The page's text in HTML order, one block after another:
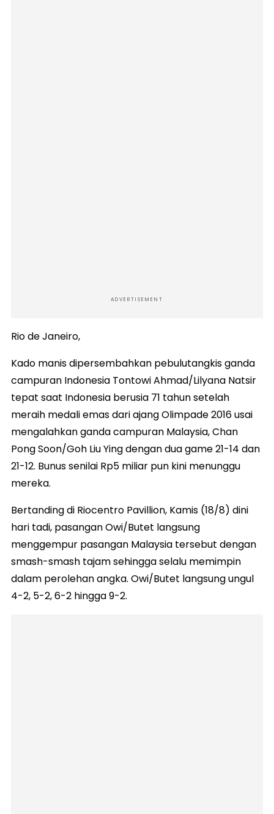
ADVERTISEMENT
Rio de Janeiro,
Kado manis dipersembahkan pebulutangkis ganda
campuran Indonesia Tontowi Ahmad/Lilyana Natsir
tepat saat Indonesia berusia 71 tahun setelah
meraih medali emas dari ajang Olimpade 2016 usai
mengalahkan ganda campuran Malaysia, Chan
Pong Soon/Goh Liu Ying dengan dua game 21-14 dan
21-12. Bunus senilai Rp5 miliar pun kini menunggu
mereka.
Bertanding di Riocentro Pavillion, Kamis (18/8) dini
hari tadi, pasangan Owi/Butet langsung
menggempur pasangan Malaysia tersebut dengan
smash-smash tajam sehingga selalu memimpin
dalam perolehan angka. Owi/Butet langsung ungul
4-2, 5-2, 6-2 hingga 9-2.